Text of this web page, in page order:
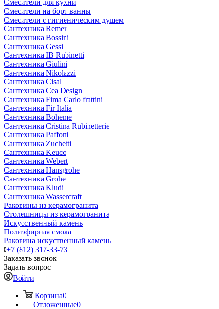
Смесители для кухни
Смесители на борт ванны
Смесители с гигиеническим душем
Сантехника Remer
Сантехника Bossini
Сантехника Gessi
Сантехника IB Rubinetti
Сантехника Giulini
Сантехника Nikolazzi
Сантехника Cisal
Сантехника Cea Design
Сантехника Fima Carlo frattini
Сантехника Fir Italia
Сантехника Boheme
Сантехника Cristina Rubinetterie
Сантехника Paffoni
Сантехника Zuchetti
Сантехника Keuco
Сантехника Webert
Сантехника Hansgrohe
Сантехника Grohe
Сантехника Kludi
Сантехника Wassercraft
Раковины из керамогранита
Столешницы из керамогранита
Искусственный камень
Полиэфирная смола
Раковина искуственный камень
+7 (812) 317-33-73
Заказать звонок
Задать вопрос
Войти
Корзина0
Отложенные0